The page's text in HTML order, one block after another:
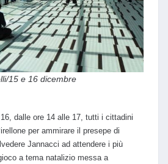
15 e 16 dicembre
dalle ore 14 alle 17, tutti i cittadini
per ammirare il presepe di
Jannacci ad attendere i più
a tema natalizio messa a